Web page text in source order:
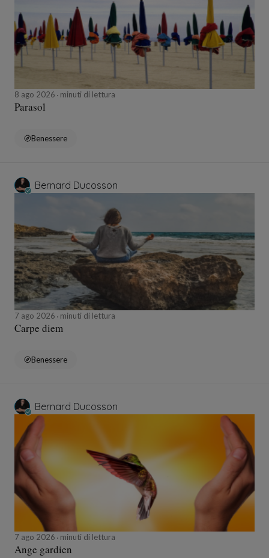
8 ago 2026 minuti di lettura
Parasol
Benessere
Bernard Ducosson
7 ago 2026 minuti di lettura
Carpe diem
Benessere
Bernard Ducosson
7 ago 2026 minuti di lettura
Ange gardien